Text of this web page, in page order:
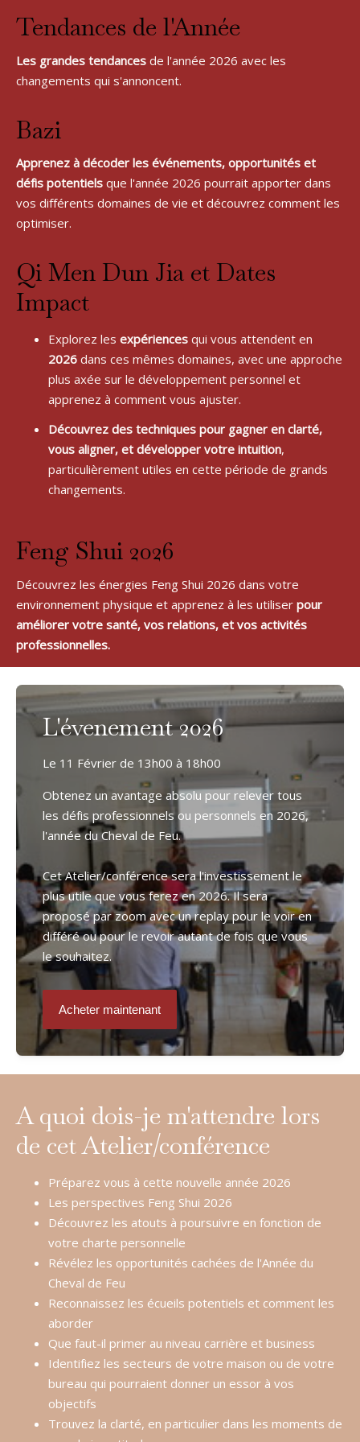
Tendances de l'Année
Les grandes tendances de l'année 2026 avec les
changements qui s'annoncent.
Bazi
Apprenez à décoder les événements, opportunités et
défis potentiels que l'année 2026 pourrait apporter dans
vos différents domaines de vie et découvrez comment les
optimiser.
Qi Men Dun Jia et Dates
Impact
Explorez les expériences
2026 dans ces mêmes domaines, avec une approche
plus axée sur le développement personnel et
apprenez à comment vous ajuster.
Découvrez des techniques pour gagner en clarté,
vous aligner, et développer votre intuition,
particulièrement utiles en cette période de grands
changements.
Feng Shui 2026
Découvrez les énergies Feng Shui 2026 dans votre
environnement physique et apprenez à les utiliser pour
améliorer votre santé, vos relations, et vos activités
professionnelles.
L'évenement 2026
Le 11 Février de 13h00 à 18h00
Obtenez un avantage absolu pour relever tous
les défis professionnels ou personnels en 2026,
l'année du Cheval de Feu.
Cet Atelier/conférence sera l'investissement le
plus utile que vous ferez en 2026. Il sera
proposé par zoom avec un replay pour le voir en
différé ou pour le revoir autant de fois que vous
le souhaitez.
Acheter maintenant
A quoi dois-je m'attendre lors
de cet Atelier/conférence
Préparez vous à cette nouvelle année 2026
Les perspectives Feng Shui 2026
Découvrez les atouts à poursuivre en fonction de
votre charte personnelle
Révélez les opportunités cachées de l'Année du
Cheval de Feu
Reconnaissez les écueils potentiels et comment les
aborder
Que faut-il primer au niveau carrière et business
Identifiez les secteurs de votre maison ou de votre
bureau qui pourraient donner un essor à vos
objectifs
Trouvez la clarté, en particulier dans les moments de